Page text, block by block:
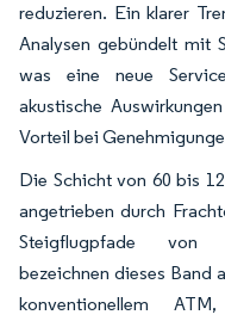
reduzieren. Ein klarer
Analysen gebündelt mit
was eine neue
akustische
Vorteil bei
Die Schicht von 60 bis
angetrieben durch
Steigflugpfade von
bezeichnen dieses Band
konventionellem